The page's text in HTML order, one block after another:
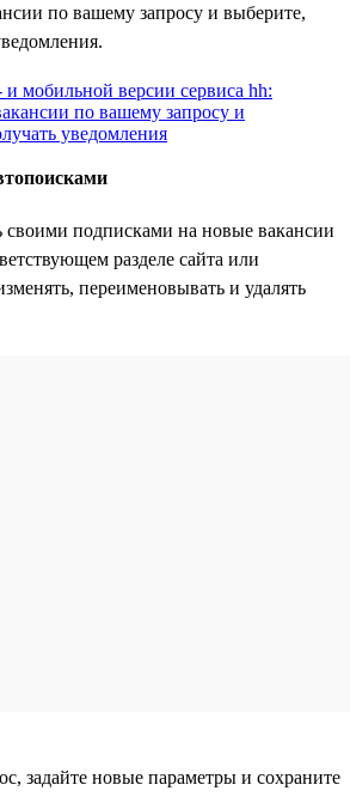
по вашему запросу и выберите,
подписками на новые вакансии
разделе сайта или
переименовывать и удалять
задайте новые параметры и сохраните